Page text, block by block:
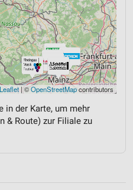
| ©OpenStreetMapcontributors
in der Karte, um mehr
& Route) zur Filiale zu